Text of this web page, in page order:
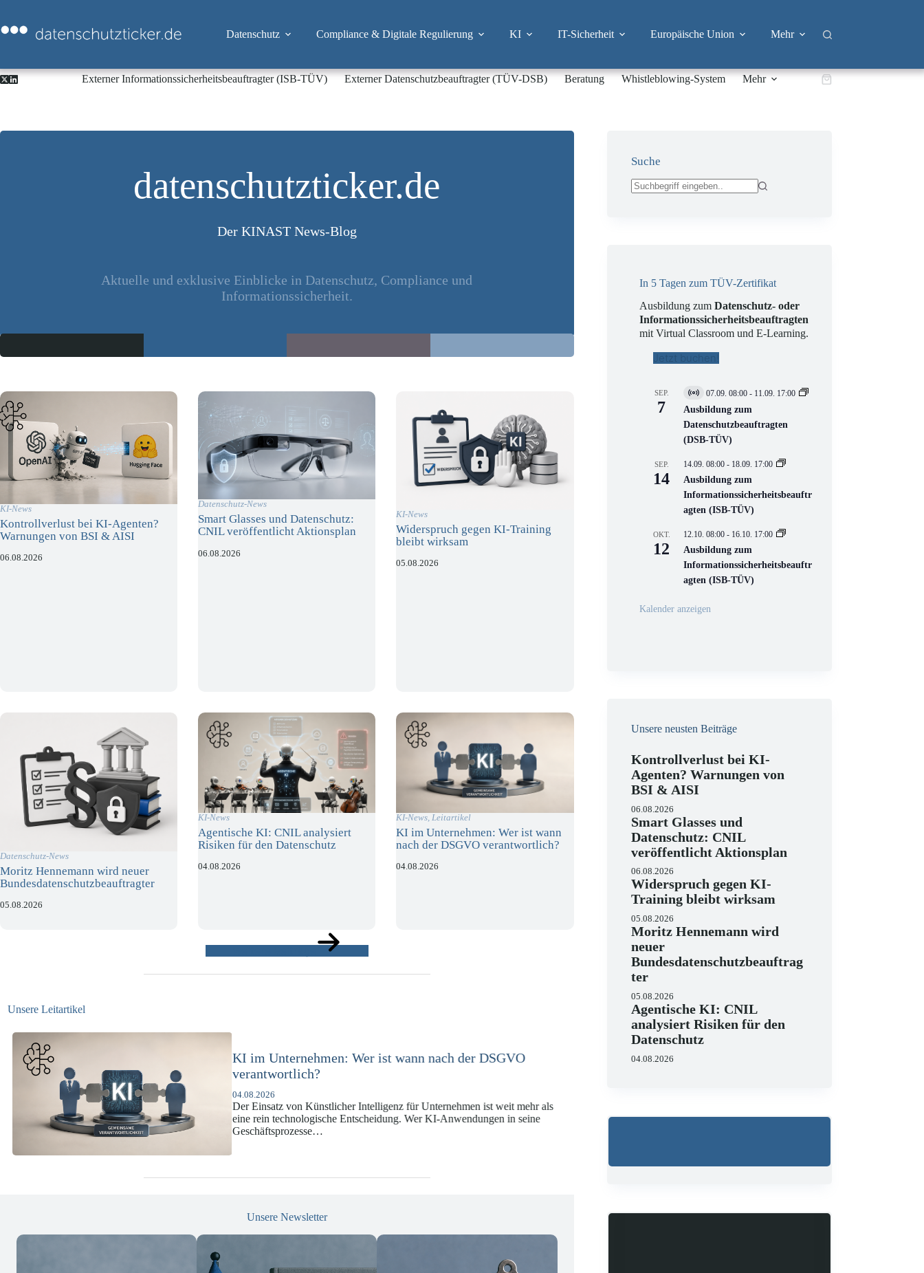
springen
Datenschutz Compliance & Digitale Regulierung KI IT-Sicherheit Europäische Union Mehr
Externer Informationssicherheitsbeauftragter (ISB-TÜV) Externer Datenschutzbeauftragter (TÜV-DSB) Beratung Whistleblowing-System Mehr Warenkorb
datenschutzticker.de
Der KINAST News-Blog
Aktuelle und exklusive Einblicke in Datenschutz, Compliance und
Informationssicherheit.
KI-News
Kontrollverlust bei KI-Agenten?
Warnungen von BSI & AISI
06.08.2026
Datenschutz-News
Smart Glasses und Datenschutz:
CNIL veröffentlicht Aktionsplan
06.08.2026
KI-News
Widerspruch gegen KI-Training
bleibt wirksam
05.08.2026
Datenschutz-News
Moritz Hennemann wird neuer
Bundesdatenschutzbeauftragter
05.08.2026
KI-News
Agentische KI: CNIL analysiert
Risiken für den Datenschutz
04.08.2026
KI-News Leitartikel
KI im Unternehmen: Wer ist wann
nach der DSGVO verantwortlich?
04.08.2026
Unsere Leitartikel
KI-Compliance in der Versicherungswirtschaft mit DORA,
DSGVO und KI-VO
07.07.2026
Die europäische Digitalregulierung hat in den vergangenen Jahren eine
enorme Komplexität erreicht, die insbesondere Unternehmen der Finanz-
und Versicherungswirtschaft vor…
Zugleich zeigen aktuelle…
Unsere Newsletter
Suche
In 5 Tagen zum TÜV-Zertifikat
Ausbildung zumDatenschutz- oder
Informationssicherheitsbeauftragten
mit Virtual Classroom und E-Learning.
Jetzt buchen!
SEP.
7
V
i
t
u
l
V
e
r
n
s
t
a
t
n
07.09. 08:00 - 11.09. 17:00
Ausbildung zum
Datenschutzbeauftragten
(DSB-TÜV)
SEP.
14
14.09. 08:00 - 18.09. 17:00
Ausbildung zum
Informationssicherheitsbeauftr
agten (ISB-TÜV)
OKT.
12
12.10. 08:00 - 16.10. 17:00
Ausbildung zum
Informationssicherheitsbeauftr
agten (ISB-TÜV)
Kalender anzeigen
Unsere neusten Beiträge
Kontrollverlust bei KI-
Agenten? Warnungen von
BSI & AISI
06.08.2026
Smart Glasses und
Datenschutz: CNIL
veröffentlicht Aktionsplan
06.08.2026
Widerspruch gegen KI-
Training bleibt wirksam
05.08.2026
Moritz Hennemann wird
neuer
Bundesdatenschutzbeauftrag
ter
05.08.2026
Agentische KI: CNIL
analysiert Risiken für den
Datenschutz
04.08.2026